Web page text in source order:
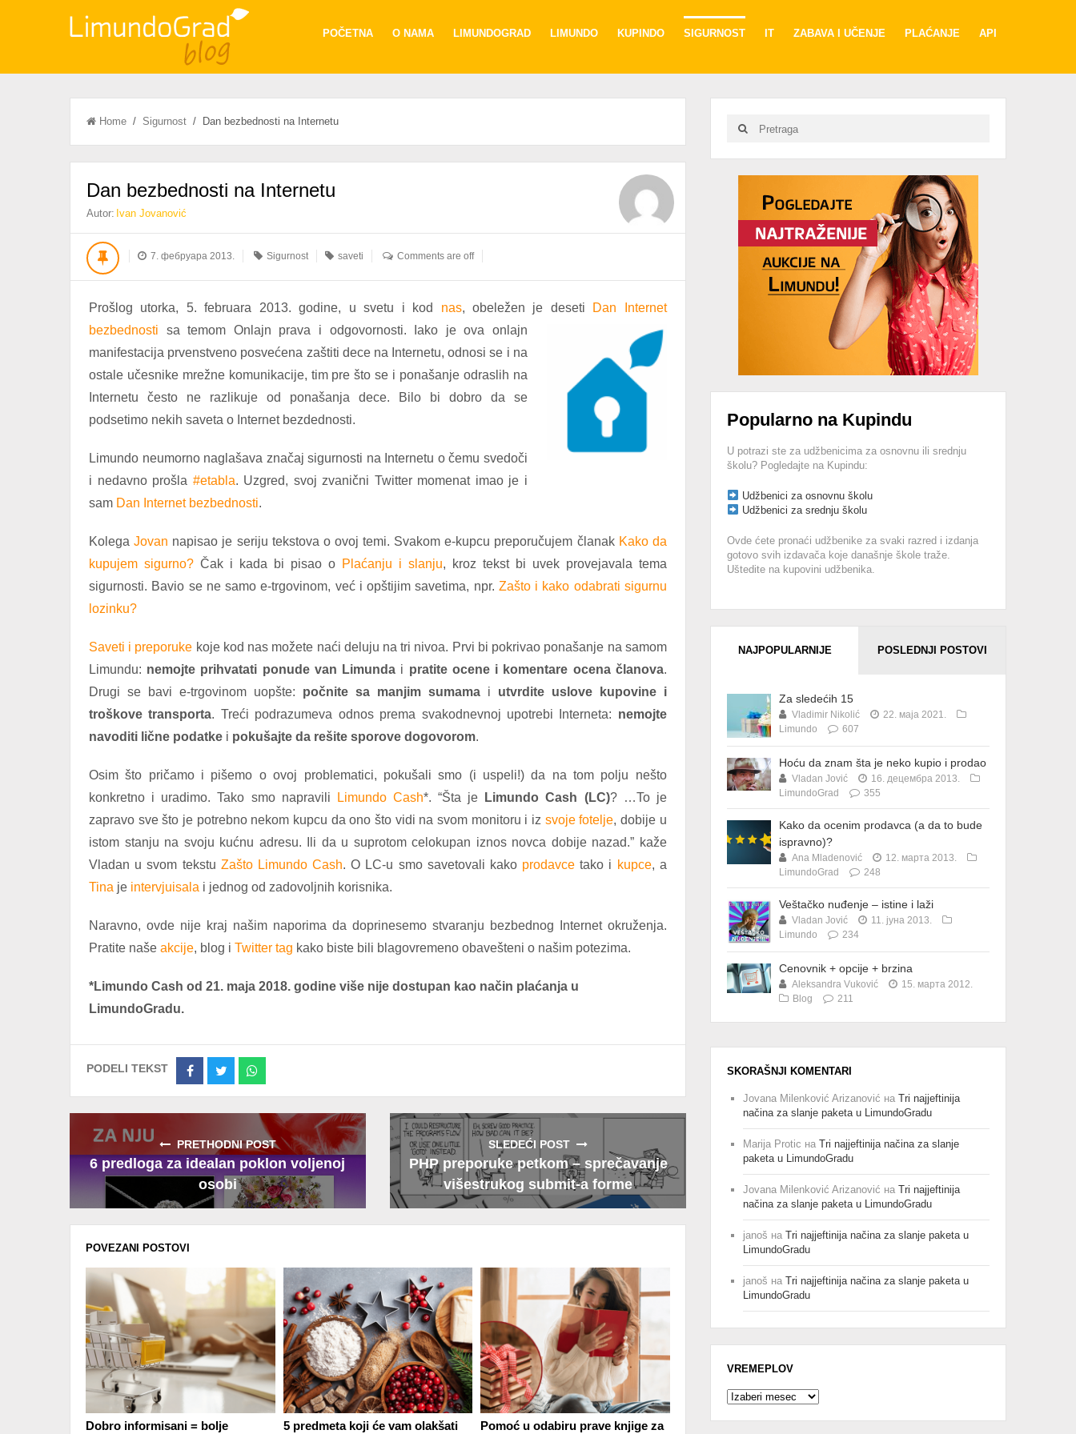
POČETNA O NAMA LIMUNDOGRAD LIMUNDO KUPINDO SIGURNOST IT ZABAVA I UČENJE PLAĆANJE API
Home / Sigurnost / Dan bezbednosti na Internetu
Dan bezbednosti na Internetu
Autor: Ivan Jovanović
7. фебруара 2013. Sigurnost saveti Comments are off
Prošlog utorka, 5. februara 2013. godine, u svetu i kod nas, obeležen je deseti Dan Internet
bezbednosti sa temom Onlajn prava i odgovornosti. Iako je ova onlajn
manifestacija prvenstveno posvećena zaštiti dece na Internetu, odnosi se i na
ostale učesnike mrežne komunikacije, tim pre što se i ponašanje odraslih na
Internetu često ne razlikuje od ponašanja dece. Bilo bi dobro da se
podsetimo nekih saveta o Internet bezdednosti.
Limundo neumorno naglašava značaj sigurnosti na Internetu o čemu svedoči
i nedavno prošla #etabla. Uzgred, svoj zvanični Twitter momenat imao je i
sam Dan Internet bezbednosti.
KolegaJovan napisao je seriju tekstova o ovoj temi. Svakom e-kupcu preporučujem članak Kako da
kupujem sigurno? Čak i kada bi pisao o Plaćanju i slanju, kroz tekst bi uvek provejavala tema
sigurnosti. Bavio se ne samo e-trgovinom, već i opštijim savetima, npr. Zašto i kako odabrati sigurnu
lozinku?
Saveti i preporuke koje kod nas možete naći deluju na tri nivoa. Prvi bi pokrivao ponašanje na samom
Limundu: nemojte prihvatati ponude van Limunda i pratite ocene i komentare ocena članova.
Drugi se bavi e-trgovinom uopšte: počnite sa manjim sumamai utvrdite uslove kupovine i
troškove transporta. Treći podrazumeva odnos prema svakodnevnoj upotrebi Interneta: nemojte
navoditi lične podatke i pokušajte da rešite sporove dogovorom.
Osim što pričamo i pišemo o ovoj problematici, pokušali smo (i uspeli!) da na tom polju nešto
konkretno i uradimo. Tako smo napravili
Limundo Cash*. “Šta je Limundo Cash (LC)? …To je
zapravo sve što je potrebno nekom kupcu da ono što vidi na svom monitoru i iz svoje fotelje, dobije u
istom stanju na svoju kućnu adresu. Ili da u suprotom celokupan iznos novca dobije nazad.” kaže
Vladan u svom tekstu Zašto Limundo Cash. O LC-u smo savetovali kako prodavce tako i kupce, a
Tina je intervjuisala i jednog od zadovoljnih korisnika.
Naravno, ovde nije kraj našim naporima da doprinesemo stvaranju bezbednog Internet okruženja.
Pratite našeakcije, blog iTwitter tag kako biste bili blagovremeno obavešteni o našim potezima.
*Limundo Cash od 21. maja 2018. godine više nije dostupan kao način plaćanja u
LimundoGradu.
PODELI TEKST
Share
Facebook
Share
TwitterWhatsapp
PRETHODNI POST
6 predloga za idealan poklon voljenoj
osobi
SLEDEĆI POST
PHP preporuke petkom – sprečavanje
višestrukog submit-a forme
POVEZANI POSTOVI
Dobro informisani = bolje 5 predmeta koji će vam olakšati Pomoć u odabiru prave knjige za
for:
Search
Popularno na Kupindu
U potrazi ste za udžbenicima za osnovnu ili srednju
školu? Pogledajte na Kupindu:
Udžbenici za osnovnu školu
Udžbenici za srednju školu
Ovde ćete pronaći udžbenike za svaki razred i izdanja
gotovo svih izdavača koje današnje škole traže.
Uštedite na kupovini udžbenika.
NAJPOPULARNIJE POSLEDNJI POSTOVI
Za sledećih 15
Vladimir Nikolić
22. маја 2021.
Limundo
607
Hoću da znam šta je neko kupio i prodao
Vladan Jović
16. децембра 2013.
LimundoGrad
355
Kako da ocenim prodavca (a da to bude
ispravno)?
Ana Mladenović
12. марта 2013.
LimundoGrad
248
Veštačko nuđenje – istine i laži
Vladan Jović
11. јуна 2013.
Limundo
234
Cenovnik + opcije + brzina
Aleksandra Vuković
15. марта 2012.
Blog
211
SKORAŠNJI KOMENTARI
Jovana Milenković Arizanović наTri najjeftinija
načina za slanje paketa u LimundoGradu
Marija Protic наTri najjeftinija načina za slanje
paketa u LimundoGradu
Jovana Milenković Arizanović наTri najjeftinija
načina za slanje paketa u LimundoGradu
janoš наTri najjeftinija načina za slanje paketa u
LimundoGradu
janoš наTri najjeftinija načina za slanje paketa u
LimundoGradu
VREMEPLOV
Vremeplov